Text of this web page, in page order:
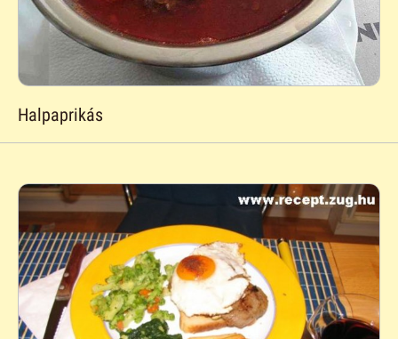
Halpaprikás